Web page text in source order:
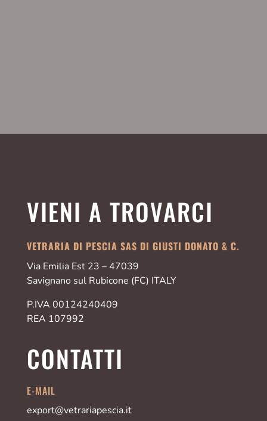
VIENI A TROVARCI
VETRARIA DI PESCIA SAS DI GIUSTI DONATO & C.
Via Emilia Est 23 – 47039
Savignano sul Rubicone (FC) ITALY
P.IVA 00124240409
REA 107992
CONTATTI
E-MAIL
export@vetrariapescia.it